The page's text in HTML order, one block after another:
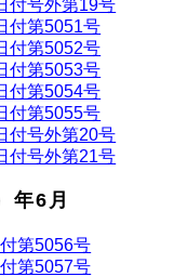
付号外第19号
付第5051号
付第5052号
付第5053号
付第5054号
付第5055号
付号外第20号
付号外第21号
年6月
第5056号
第5057号